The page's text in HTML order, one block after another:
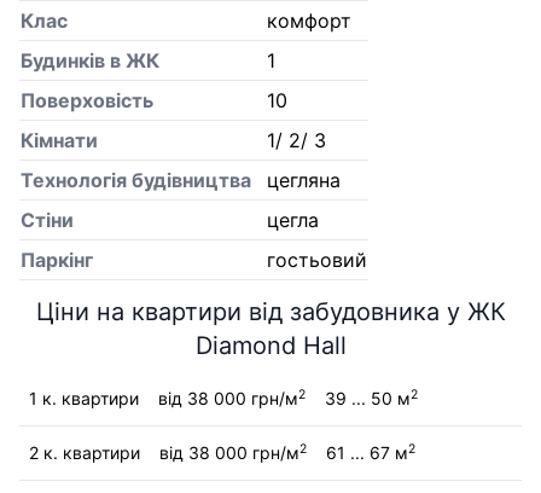
Клас
комфорт
Будинків в ЖК
1
Поверховість
10
Кiмнати
1/ 2/ 3
Технологія будівництва
цегляна
Стіни
цегла
Паркінг
гостьовий
Ціни на квартири від забудовника у ЖК
Diamond Hall
1 к. квартири від 38 000 грн/м2 39 ... 50 м2
2 к. квартири від 38 000 грн/м2 61 ... 67 м2